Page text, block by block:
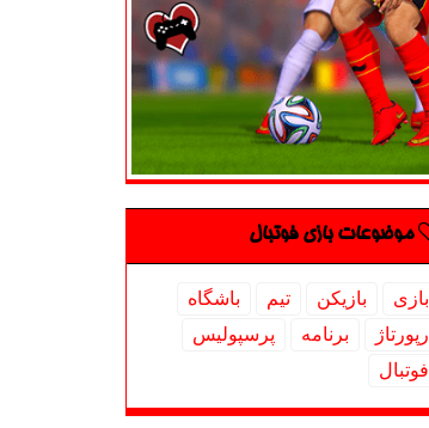
موضوعات بازی فوتبال
بازی بازیكن تیم
باشگاه
رپورتاژ
برنامه
پرسپولیس
فوتبال